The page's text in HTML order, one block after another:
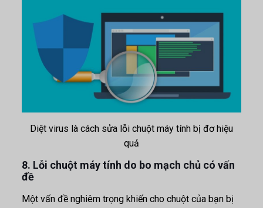
Diệt virus là cách sửa lỗi chuột máy tính bị đơ hiệu
quả
8. Lỗi chuột máy tính do bo mạch chủ có vấn
đề
Một vấn đề nghiêm trọng khiến cho chuột của bạn bị